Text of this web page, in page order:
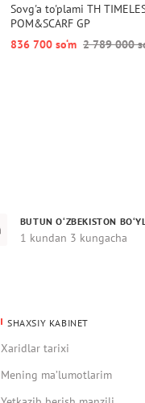
Sovg'a to'plami TH
POM&SCARF GP
836 700 so‘m 2 789 000
BUTUN O‘ZBEKISTON
1 kundan 3 kungacha
SHAXSIY KABINET
Xaridlar tarixi
Mening ma’lumotlarim